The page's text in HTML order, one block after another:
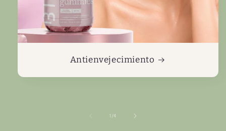
Antienvejecimiento
1 /de
4